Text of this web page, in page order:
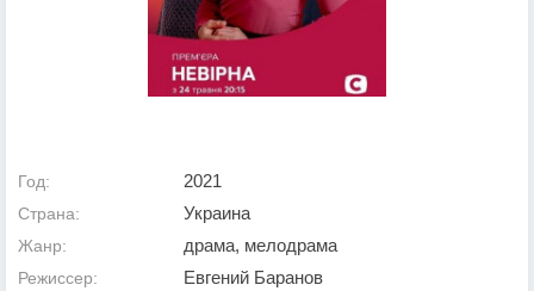
Год: 2021
Страна: Украина
Жанр: драма, мелодрама
Режиссер: Евгений Баранов